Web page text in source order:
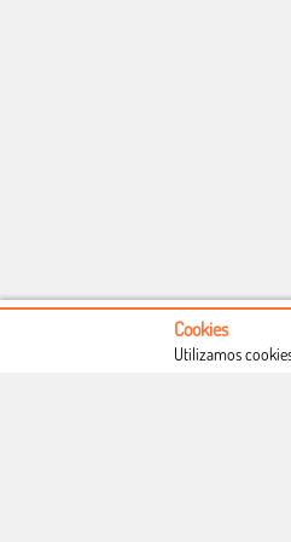
Condiciones
Cookies
Utilizamos